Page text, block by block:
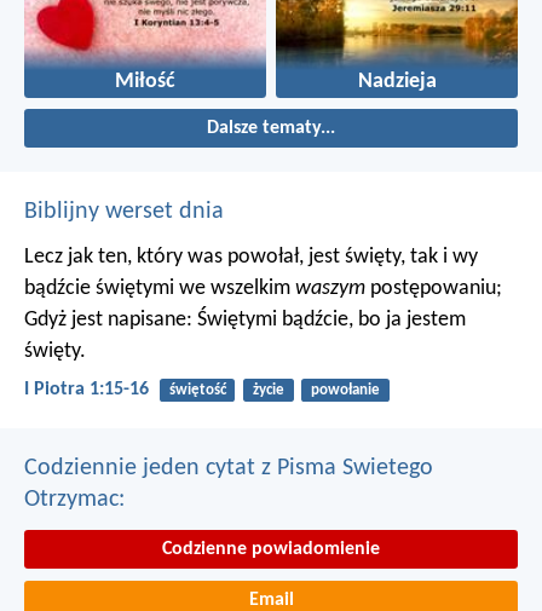
Miłość Nadzieja
Dalsze tematy...
Biblijny werset dnia
Lecz jak ten, który was powołał, jest święty, tak i wy
bądźcie świętymi we wszelkim waszym postępowaniu;
Gdyż jest napisane: Świętymi bądźcie, bo ja jestem
święty.
I Piotra 1:15-16 świętość życie powołanie
Codziennie jeden cytat z Pisma Swietego
Otrzymac:
Codzienne powiadomienie
Email